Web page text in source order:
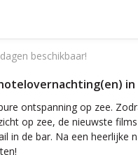
beschikbaar!
in
ontspanning op zee.
op zee, de nieuwste
in de bar. Na een